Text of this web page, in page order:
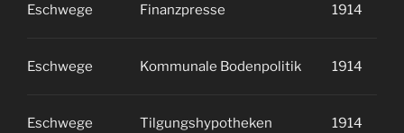
Eschwege Finanzpresse 1914
Eschwege Kommunale Bodenpolitik 1914
Eschwege Tilgungshypotheken 1914